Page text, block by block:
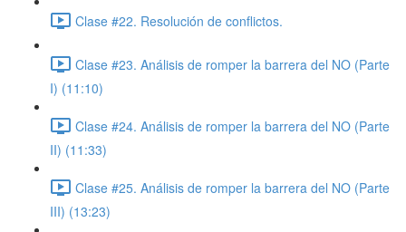
Clase #22. Resolución de conflictos.
Clase #23. Análisis de romper la barrera del NO (Parte
I) (11:10)
Clase #24. Análisis de romper la barrera del NO (Parte
II) (11:33)
Clase #25. Análisis de romper la barrera del NO (Parte
III) (13:23)